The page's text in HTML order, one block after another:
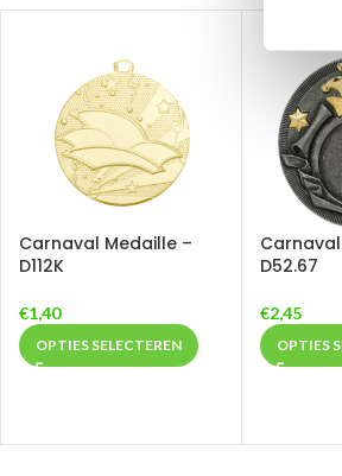
Carnaval Medaille –
D112K
€1,40
OPTIES SELECTEREN
D52.67
€2,45
OPTIES